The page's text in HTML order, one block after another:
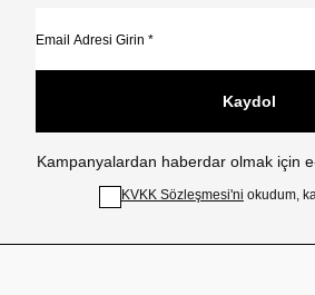
Kaydol
Kampanyalardan haberdar olmak için
KVKK Sözleşmesi'ni okudum,